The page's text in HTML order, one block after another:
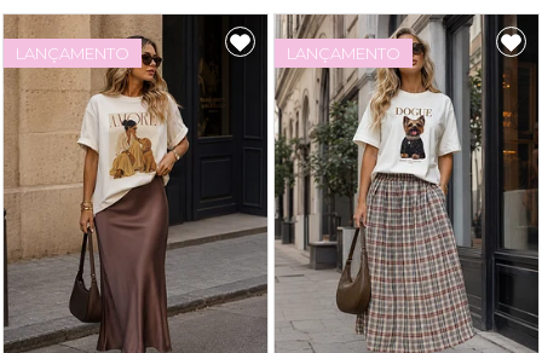
LANÇAMENTO LANÇAMENTO